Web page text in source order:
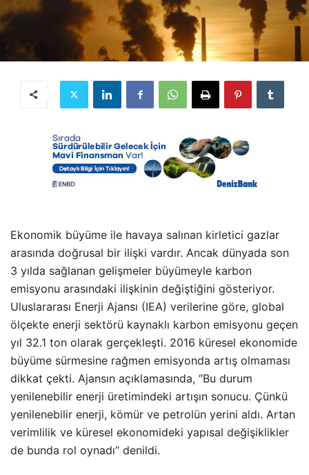
Ekonomik büyüme ile havaya salınan kirletici gazlar
arasında doğrusal bir ilişki vardır. Ancak dünyada son
3 yılda sağlanan gelişmeler büyümeyle karbon
emisyonu arasındaki ilişkinin değiştiğini gösteriyor.
Uluslararası Enerji Ajansı (IEA) verilerine göre, global
ölçekte enerji sektörü kaynaklı karbon emisyonu geçen
yıl 32.1 ton olarak gerçekleşti. 2016 küresel ekonomide
büyüme sürmesine rağmen emisyonda artış olmaması
dikkat çekti. Ajansın açıklamasında, “Bu durum
yenilenebilir enerji üretimindeki artışın sonucu. Çünkü
yenilenebilir enerji, kömür ve petrolün yerini aldı. Artan
verimlilik ve küresel ekonomideki yapısal değişiklikler
de bunda rol oynadı” denildi.